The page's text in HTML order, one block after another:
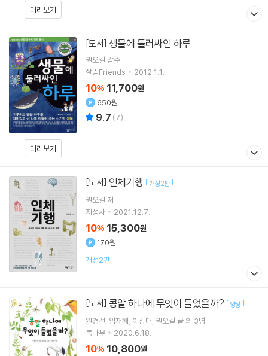
미리보기
미리보기
[도서] 생물에 둘러싸인 하루
권오길 감수
살림Friends
2012.1.1.
10% 11,700원
650원
9.7 (7)
[도서] 인체기행 [개정2판]
권오길 저
지성사
2021.12.7.
10% 15,300원
170원
개정2판
[도서] 콩알 하나에 무엇이 들었을까? [ 양장]
원경선 임재해 이상대 권오길 글 외 3명
봄나무
2020.6.18.
10% 10,800원